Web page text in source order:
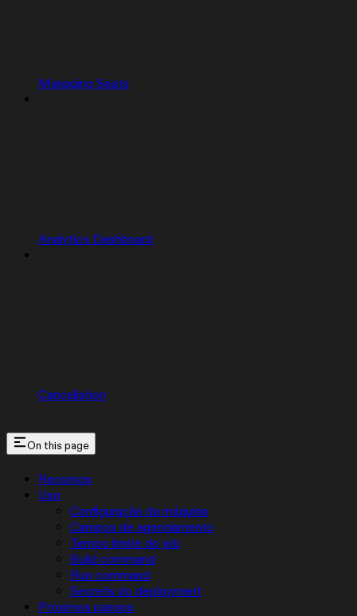
Managing Seats
Analytics Dashboard
Cancellation
On this page
Recursos
Uso
Configuração da máquina
Campos de agendamento
Tempo limite do job
Build command
Run command
Secrets do deployment
Próximos passos